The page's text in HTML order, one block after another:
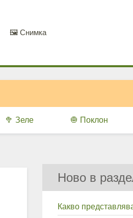
🖼️ Снимка
🥦 Зеле 🧅 Поклон
Ново в
Какво